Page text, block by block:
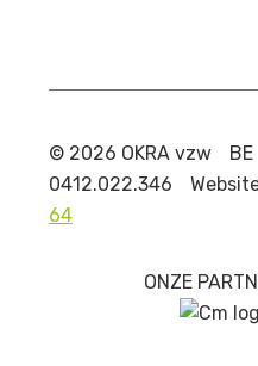
© 2026 OKRA vzw
BE
0412.022.346
64
ONZE